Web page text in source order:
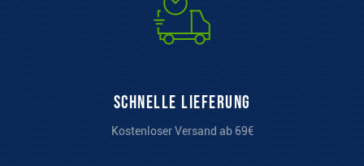
Schnelle Lieferung
Kostenloser Versand ab 69€